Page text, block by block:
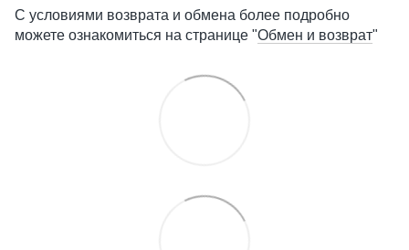
С условиями возврата и обмена более подробно
можете ознакомиться на странице "Обмен и возврат"